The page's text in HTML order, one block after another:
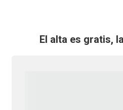
El alta es gratis,